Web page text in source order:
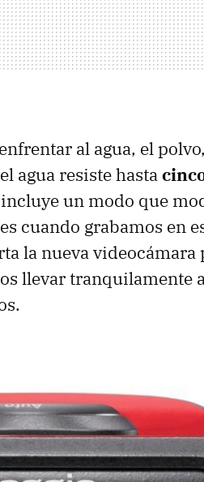
al agua, el
agua resiste hasta
un modo que
cuando grabamos en
la nueva videocámara
llevar tranquilamente